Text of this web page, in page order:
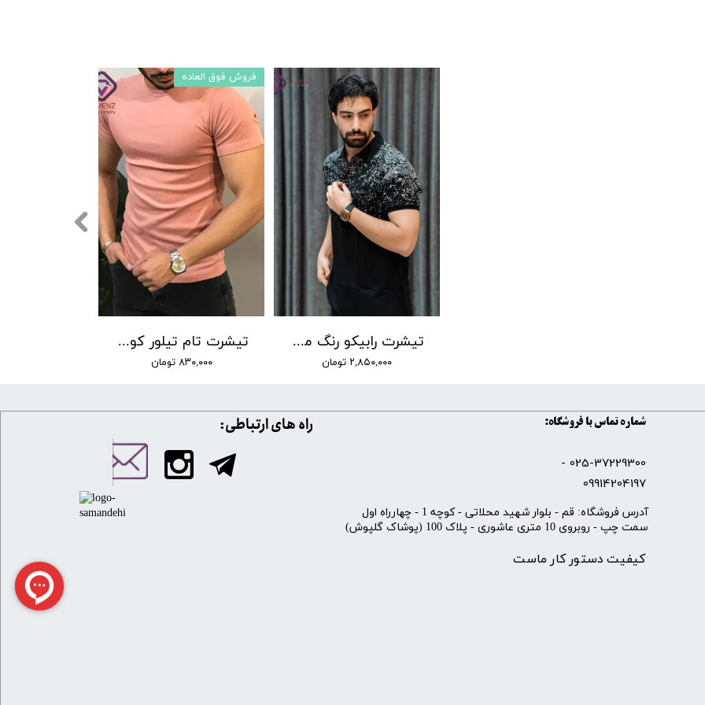
تیشرت تام تیلور کوتاه کد 20
۸۳۰,۰۰۰ تومان
فروش فوق العاده
تیشرت رابیکو رنگ مشکی کد 23084
۲,۸۵۰,۰۰۰ تومان
شماره تماس با فروشگاه:
025-37229300 -
09914204197
کیفیت دستور کار ماست
​آدرس فروشگاه: قم - بلوار شهید محلاتی - کوچه 1 - چهارراه اول
سمت چپ - روبروی 10 متری عاشوری - پلاک 100 (پوشاک گلپوش)
​​راه های ارتباطی: